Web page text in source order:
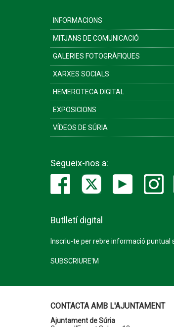
INFORMACIONS
MITJANS DE COMUNICACIÓ
GALERIES FOTOGRÀFIQUES
XARXES SOCIALS
HEMEROTECA DIGITAL
EXPOSICIONS
VÍDEOS DE SÚRIA
Segueix-nos a:
Butlletí digital
Inscriu-te per rebre informació puntual
SUBSCRIURE'M
CONTACTA AMB L'AJUNTAMENT
Ajuntament de Súria